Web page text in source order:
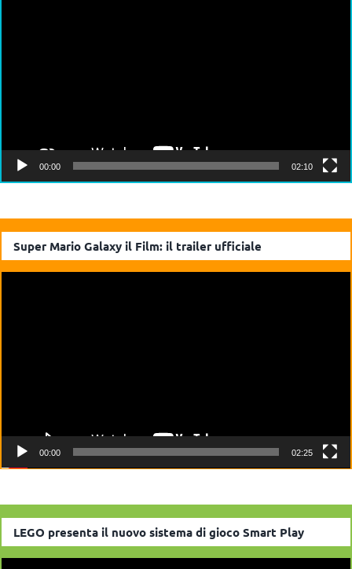
00:00 02:10
Super Mario Galaxy il Film: il trailer ufficiale
00:00 02:25
LEGO presenta il nuovo sistema di gioco Smart Play